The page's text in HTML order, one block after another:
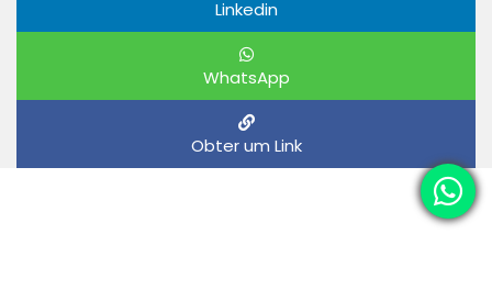
Linkedin
WhatsApp
Obter um Link